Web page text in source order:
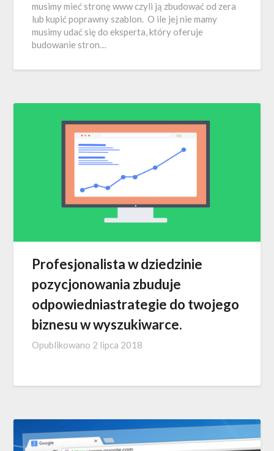
musimy mieć stronę www czyli ją zbudować od zera
lub kupić poprawny szablon. O ile jej nie mamy
musimy udać się do eksperta, który oferuje
budowanie stron…
Profesjonalista w dziedzinie
pozycjonowania zbuduje
odpowiedniastrategie do twojego
biznesu w wyszukiwarce.
Opublikowano 2 lipca 2018